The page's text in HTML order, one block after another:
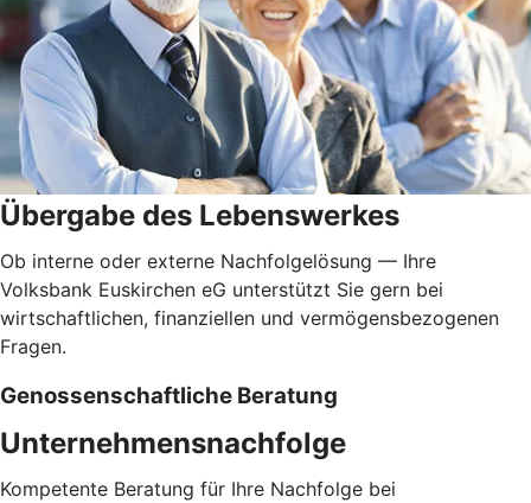
Übergabe des Lebenswerkes
Ob interne oder externe Nachfolgelösung — Ihre
Volksbank Euskirchen eG unterstützt Sie gern bei
wirtschaftlichen, finanziellen und vermögensbezogenen
Fragen.
Genossenschaftliche Beratung
Unternehmensnachfolge
Kompetente Beratung für Ihre Nachfolge bei